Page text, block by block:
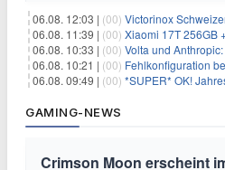
06.08. 12:03 | (00) Victorinox Schweizer
06.08. 11:39 | (00) Xiaomi 17T 256GB + 25GB
06.08. 10:33 | (00) Volta und Anthropic: 100-
06.08. 10:21 | (00) Fehlkonfiguration bei Meta-
06.08. 09:49 | (00) *SUPER* OK!
GAMING-NEWS
Crimson Moon erscheint